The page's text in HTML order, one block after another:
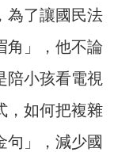
為了讓國民法
角」，他不論
陪小孩看電視
，如何把複雜
句」，減少國